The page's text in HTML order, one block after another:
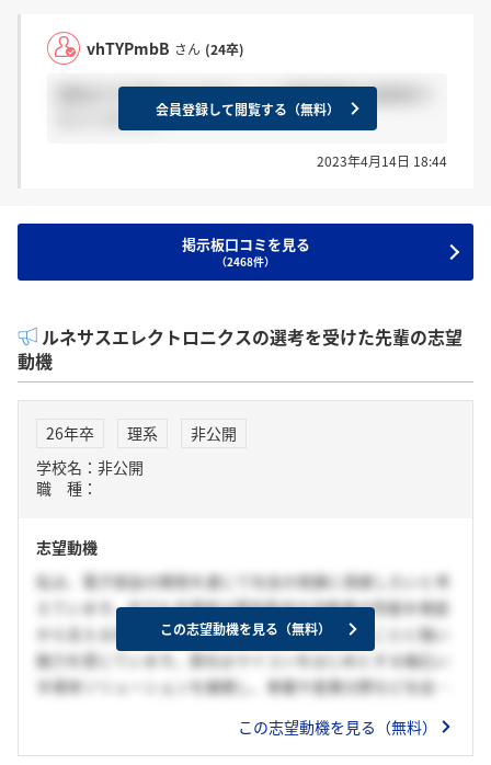
vhTYPmbB さん (24卒)
現時点で先週4/4,5,6のセールス最終面接の結果来て
る人いますか？会員登録して閲覧する（無料）
2023年4月14日 18:44
掲示板口コミを見る
（2468件）
ルネサスエレクトロニクスの選考を受けた先輩の志望
動機
26年卒 理系
非公開
学校名：非公開
職 種：
志望動機
私は、電子部品の開発を通じて社会の発展に貢献したいと考
えています。中でも半導体は電気製品や自動車の性能を根底
から支える存在であり、その最先端開発に携わることに強い
魅力を感じています。貴社はマイコンをはじめとする幅広い
半導体ソリューションを展開し、車載や産業分野など社会基
院でAI研究を行い、先端技術を社会に応用する重要性を実感
この志望動機を見る（無料）
この志望動機を見る（無料）